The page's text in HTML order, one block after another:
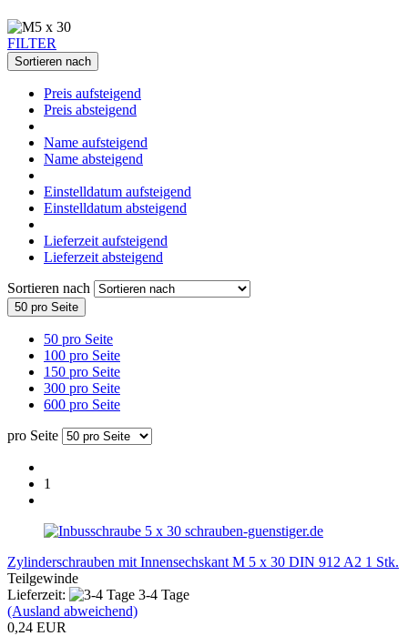
FILTER
Sortieren nach
Preis aufsteigend
Preis absteigend
Name aufsteigend
Name absteigend
Einstelldatum aufsteigend
Einstelldatum absteigend
Lieferzeit aufsteigend
Lieferzeit absteigend
Sortieren nach
50 pro Seite
50 pro Seite
100 pro Seite
150 pro Seite
300 pro Seite
600 pro Seite
pro Seite
1
schrauben-guenstiger.de
Zylinderschrauben mit Innensechskant M 5 x 30 DIN 912 A2 1 Stk.
Teilgewinde
Lieferzeit:
3-4 Tage
(Ausland abweichend)
0,24 EUR